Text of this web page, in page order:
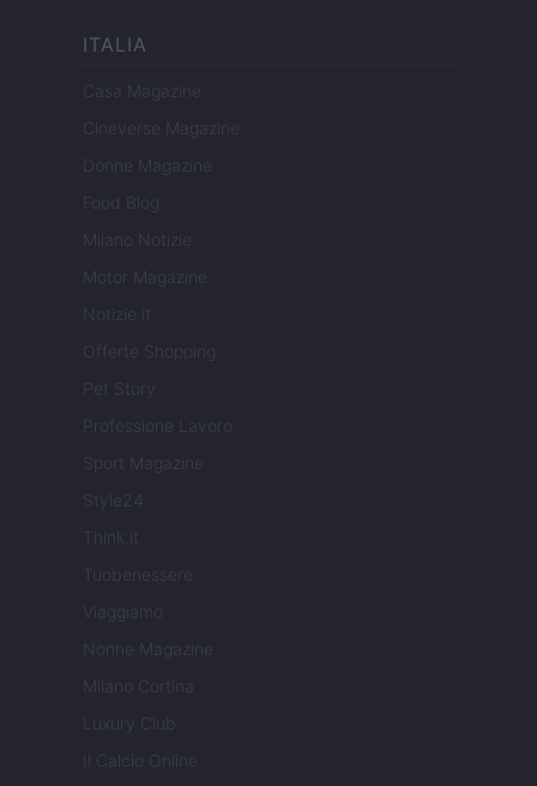
ITALIA
Casa Magazine
Cineverse Magazine
Donne Magazine
Food Blog
Milano Notizie
Motor Magazine
Notizie.it
Offerte Shopping
Pet Story
Professione Lavoro
Sport Magazine
Style24
Think.it
Tuobenessere
Viaggiamo
Nonne Magazine
Milano Cortina
Luxury Club
Il Calcio Online